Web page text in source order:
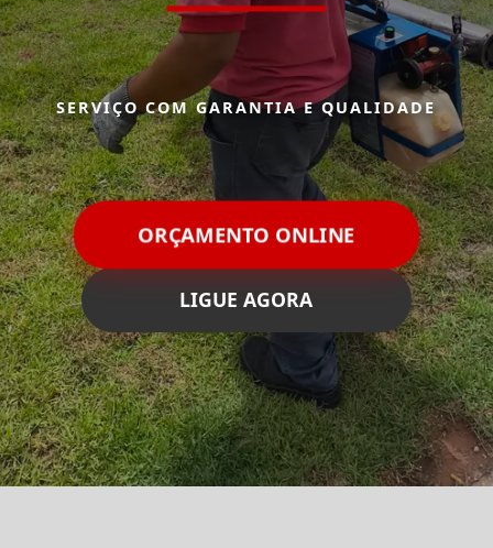
SERVIÇO COM GARANTIA E QUALIDADE
ORÇAMENTO ONLINE
LIGUE AGORA